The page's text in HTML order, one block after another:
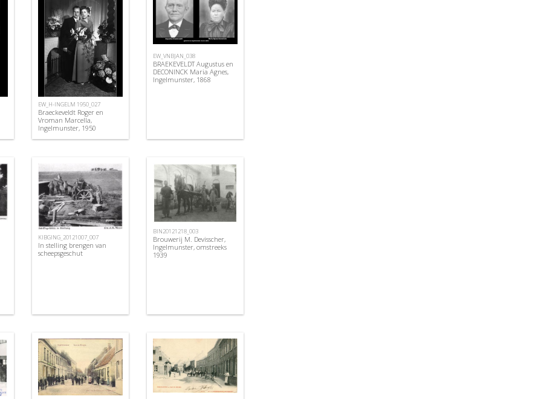
EW_H-INGELM 1950_027
Braeckeveldt Roger en
Vroman Marcella,
Ingelmunster, 1950
EW_VNBJAN_038
BRAEKEVELDT Augustus en
DECONINCK Maria Agnes,
Ingelmunster, 1868
KIBGING_20121007_007
In stelling brengen van
scheepsgeschut
BIN20121218_003
Brouwerij M. Devisscher,
Ingelmunster, omstreeks
1939